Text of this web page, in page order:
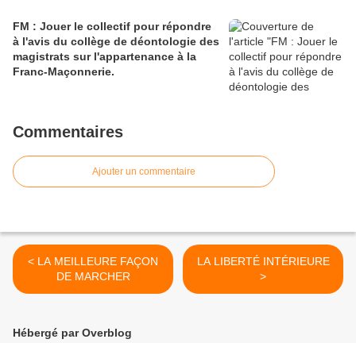
FM : Jouer le collectif pour répondre
à l'avis du collège de déontologie des
magistrats sur l'appartenance à la
Franc-Maçonnerie.
Commentaires
Ajouter un commentaire
< LA MEILLEURE FAÇON
DE MARCHER
LA LIBERTÉ INTÉRIEURE
>
Hébergé par Overblog